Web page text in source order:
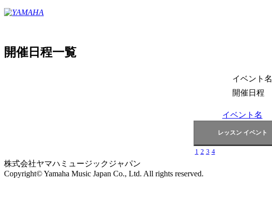
開催日程一覧
イベント名
開催日程
イベント名
1 2 3 4
株式会社ヤマハミュージックジャパン
Copyright© Yamaha Music Japan Co., Ltd. All rights reserved.